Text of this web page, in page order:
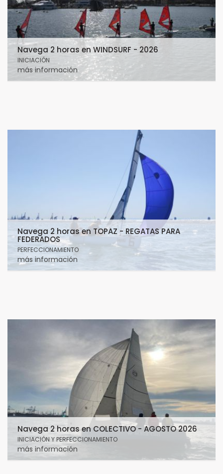
Navega 2 horas en WINDSURF - 2026
INICIACIÓN
más información
Navega 2 horas en TOPAZ - REGATAS PARA
FEDERADOS
PERFECCIONAMIENTO
más información
Navega 2 horas en COLECTIVO - AGOSTO 2026
INICIACIÓN Y PERFECCIONAMIENTO
más información